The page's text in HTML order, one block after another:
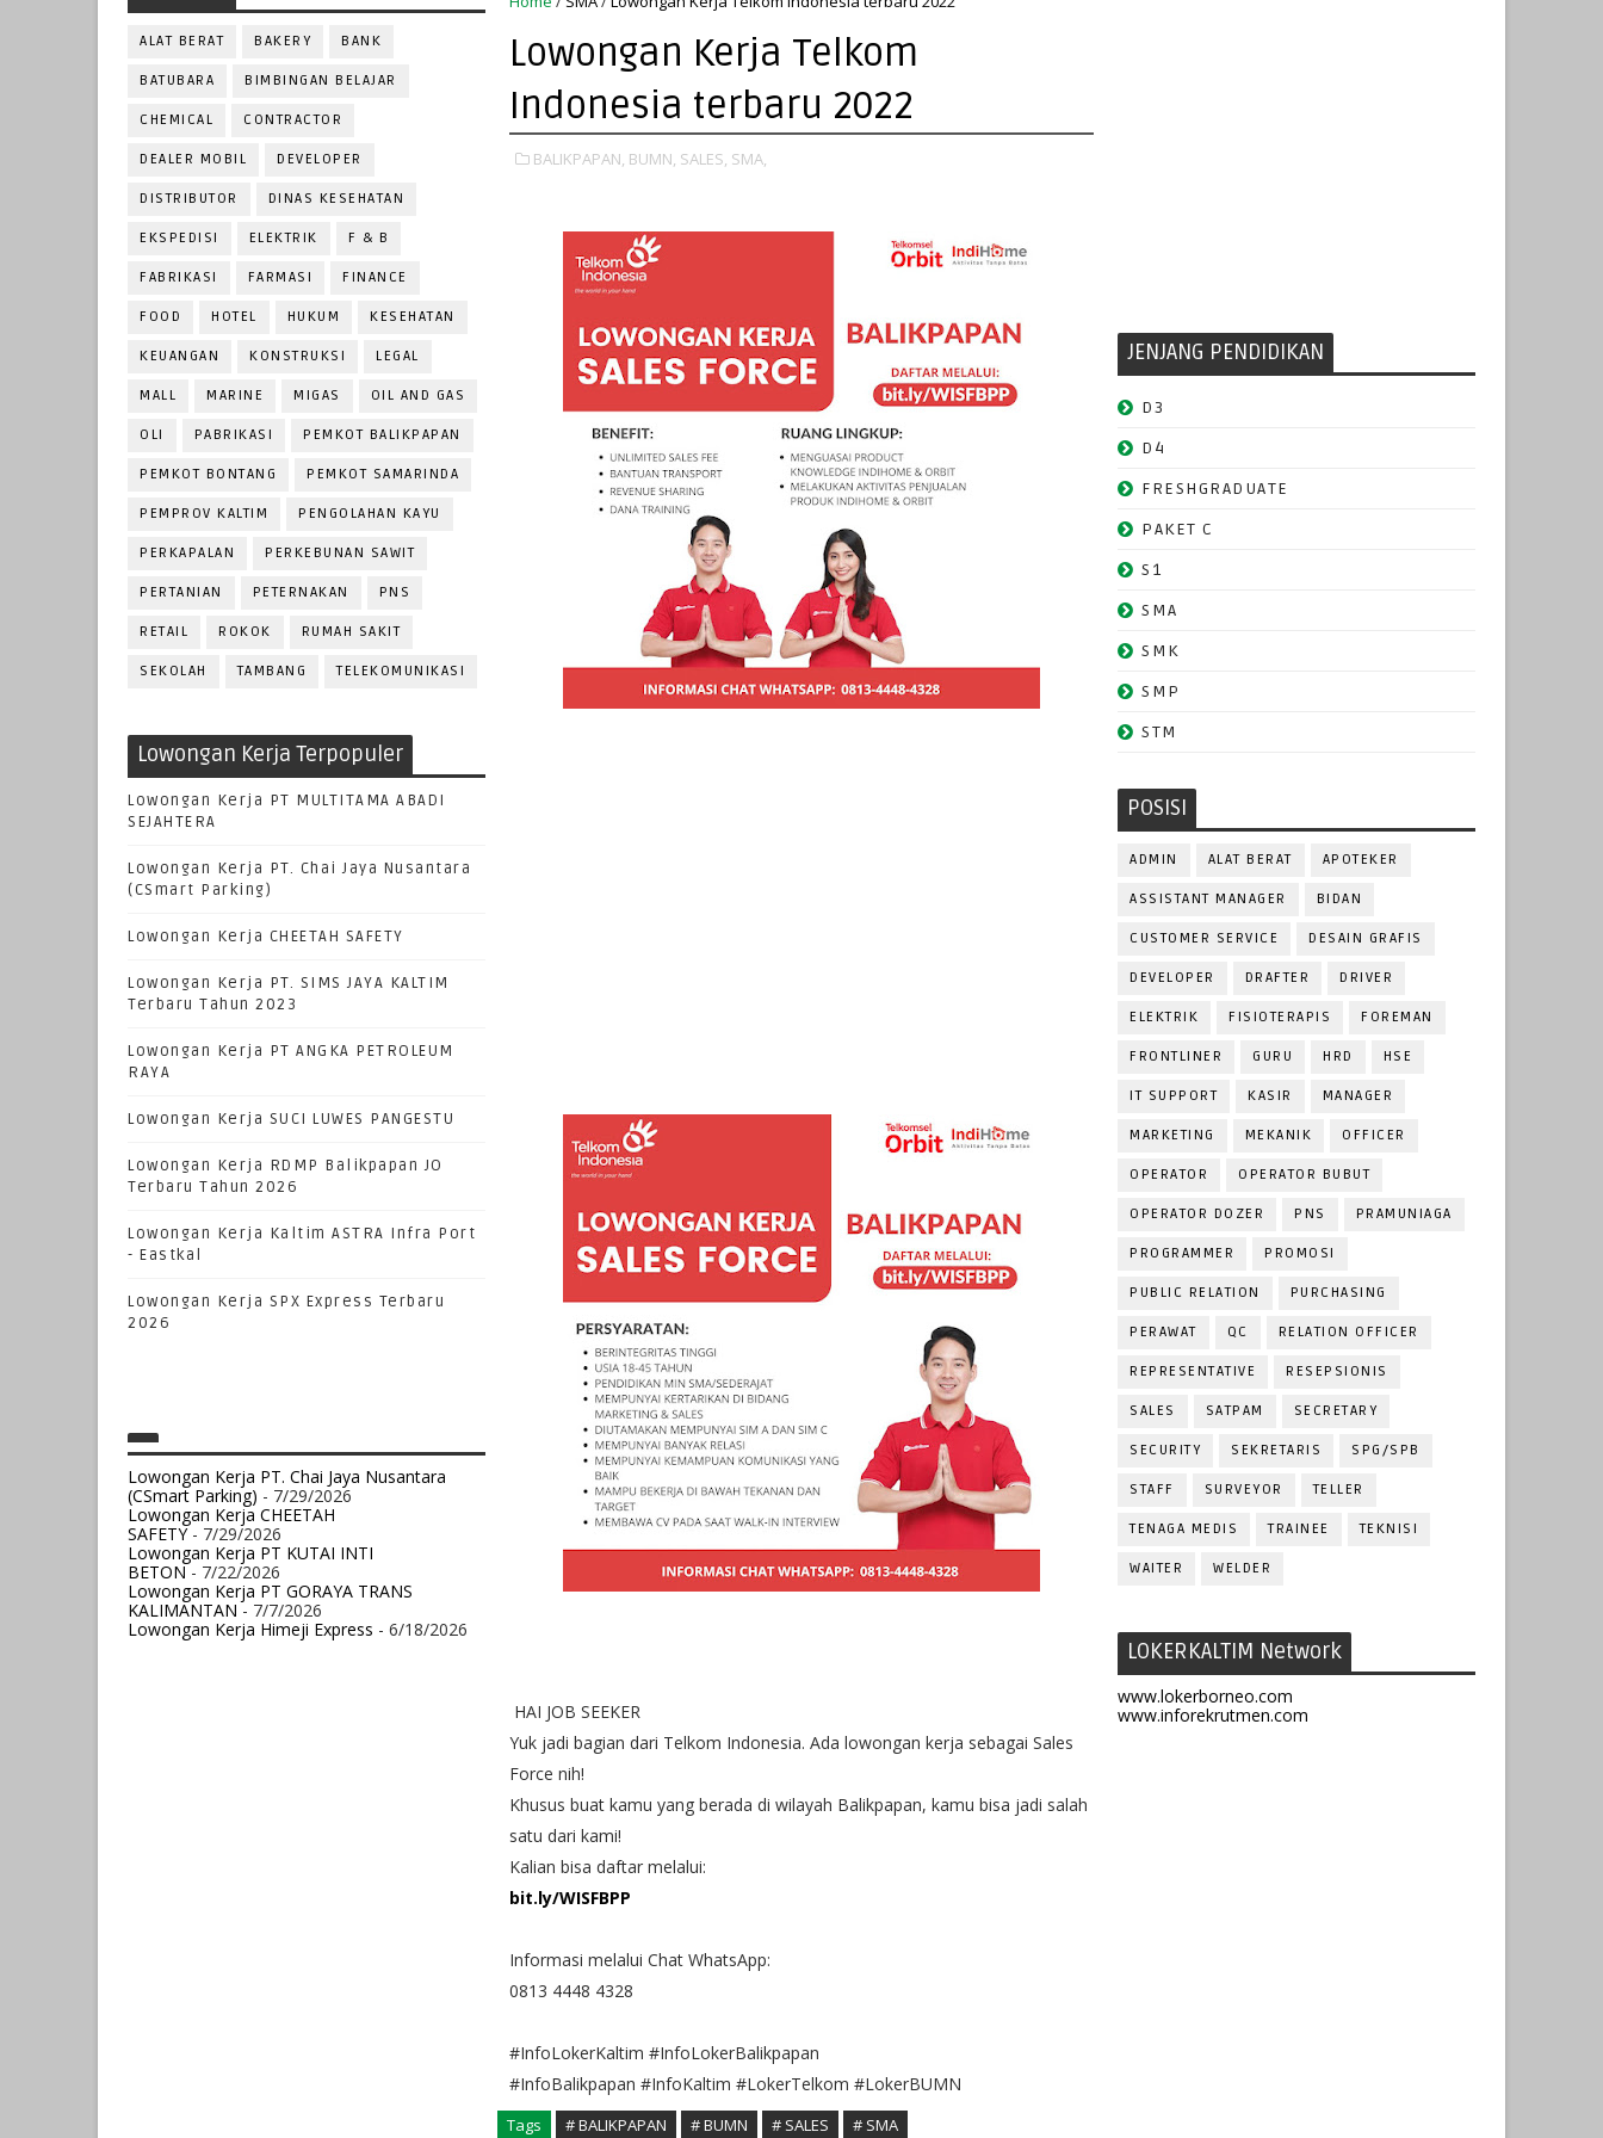
ALAT BERAT BAKERY BANK
BATUBARA BIMBINGAN BELAJAR
CHEMICAL CONTRACTOR
DEALER MOBIL DEVELOPER
DISTRIBUTOR DINAS KESEHATAN
EKSPEDISI ELEKTRIK F & B
FABRIKASI FARMASI FINANCE
FOOD HOTEL HUKUM KESEHATAN
KEUANGAN KONSTRUKSI LEGAL
MALL MARINE MIGAS OIL AND GAS
OLI PABRIKASI PEMKOT BALIKPAPAN
PEMKOT BONTANG PEMKOT SAMARINDA
PEMPROV KALTIM PENGOLAHAN KAYU
PERKAPALAN PERKEBUNAN SAWIT
PERTANIAN PETERNAKAN PNS
RETAIL ROKOK RUMAH SAKIT
SEKOLAH TAMBANG TELEKOMUNIKASI
Lowongan Kerja Terpopuler
Lowongan Kerja PT MULTITAMA ABADI
SEJAHTERA
Lowongan Kerja PT. Chai Jaya Nusantara
(CSmart Parking)
Lowongan Kerja CHEETAH SAFETY
Lowongan Kerja PT. SIMS JAYA KALTIM
Terbaru Tahun 2023
Lowongan Kerja PT ANGKA PETROLEUM
RAYA
Lowongan Kerja SUCI LUWES PANGESTU
Lowongan Kerja RDMP Balikpapan JO
Terbaru Tahun 2026
Lowongan Kerja Kaltim ASTRA Infra Port
- Eastkal
Lowongan Kerja SPX Express Terbaru
2026
Lowongan Kerja PT. Chai Jaya Nusantara
(CSmart Parking) - 7/29/2026
Lowongan Kerja CHEETAH
SAFETY- 7/29/2026
Lowongan Kerja PT KUTAI INTI
BETON- 7/22/2026
Lowongan Kerja PT GORAYA TRANS
KALIMANTAN- 7/7/2026
Lowongan Kerja Himeji Express - 6/18/2026
Lowongan Kerja Telkom
Indonesia terbaru 2022
BALIKPAPAN, BUMN, SALES, SMA,
HAI JOB SEEKER
Yuk jadi bagian dari Telkom Indonesia. Ada lowongan kerja sebagai Sales
Force nih!
Khusus buat kamu yang berada di wilayah Balikpapan, kamu bisa jadi salah
satu dari kami!
Kalian bisa daftar melalui:
bit.ly/WISFBPP
Informasi melalui Chat WhatsApp:
0813 4448 4328
#InfoLokerKaltim #InfoLokerBalikpapan
#InfoBalikpapan #InfoKaltim #LokerTelkom #LokerBUMN
Tags # BALIKPAPAN # BUMN # SALES # SMA
JENJANG PENDIDIKAN
D3
D4
FRESHGRADUATE
PAKET C
S1
SMA
SMK
SMP
STM
POSISI
ADMIN ALAT BERAT APOTEKER
ASSISTANT MANAGER BIDAN
CUSTOMER SERVICE DESAIN GRAFIS
DEVELOPER DRAFTER DRIVER
ELEKTRIK FISIOTERAPIS FOREMAN
FRONTLINER GURU HRD HSE
IT SUPPORT KASIR MANAGER
MARKETING MEKANIK OFFICER
OPERATOR OPERATOR BUBUT
OPERATOR DOZER PNS PRAMUNIAGA
PROGRAMMER PROMOSI
PUBLIC RELATION PURCHASING
PERAWAT QC RELATION OFFICER
REPRESENTATIVE RESEPSIONIS
SALES SATPAM SECRETARY
SECURITY SEKRETARIS SPG/SPB
STAFF SURVEYOR TELLER
TENAGA MEDIS TRAINEE TEKNISI
WAITER WELDER
LOKERKALTIM Network
www.lokerborneo.com
www.inforekrutmen.com